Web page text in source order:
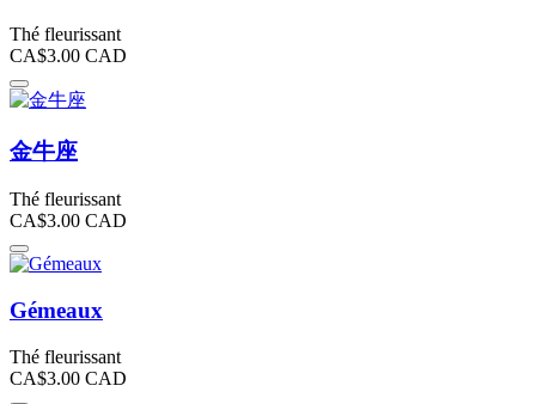
Thé fleurissant
CA$3.00 CAD
金牛座
Thé fleurissant
CA$3.00 CAD
Gémeaux
Thé fleurissant
CA$3.00 CAD